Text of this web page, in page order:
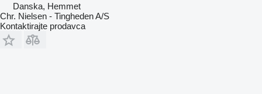
Danska, Hemmet
Chr. Nielsen - Tingheden A/S
Kontaktirajte prodavca